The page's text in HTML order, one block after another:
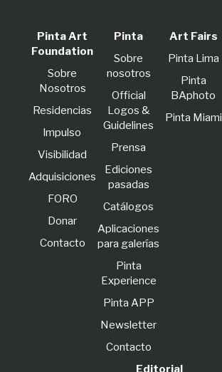
Pinta Art
Foundation
Sobre
Nosotros
Residencias
lmpulso
Visibilidad
Adquisiciones
FORO
Donar
Contacto
Pinta
Sobre
nosotros
Official
Logos &
Guidelines
Prensa
Ediciones
pasadas
Catálogos
Aplicaciones
para galerías
Pinta
Experience
Pinta APP
Newsletter
Contacto
Art Fairs
Pinta Lima
Pinta
BAphoto
Pinta Miami
Editorial